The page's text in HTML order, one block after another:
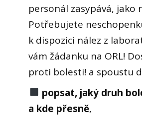
personál zasypává, jako
Potřebujete
k dispozici nález z
vám žádanku na ORL!
proti bolesti! a spoustu
popsat, jaký druh
a kde přesně,